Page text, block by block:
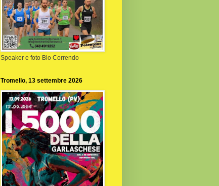
Speaker e foto Bio Correndo
Tromello, 13 settembre 2026